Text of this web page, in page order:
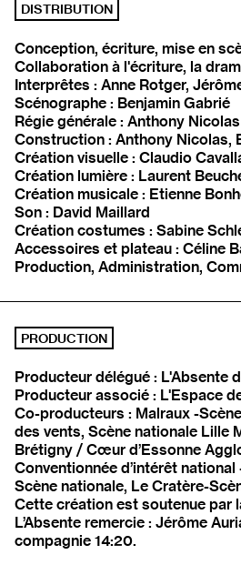
DISTRIBUTION
Conception, écriture, mise en
Collaboration à l'écriture, la
Interprêtes : Anne Rotger,
Scénographe : Benjamin Gabrié
Régie générale : Anthony Nicolas
Construction : Anthony Nicolas,
Création visuelle : Claudio
Création lumière : Laurent
Création musicale : Etienne
Son : David Maillard
Création costumes : Sabine
Accessoires et plateau : Céline
Production, Administration,
PRODUCTION
Producteur délégué : L'Absente
Producteur associé : L'Espace
Co-producteurs : Malraux -
des vents, Scène nationale Lille
Brétigny / Cœur d’Essonne
Conventionnée d’intérêt
Scène nationale, Le Cratère-
Cette création est soutenue par
L’Absente remercie : Jérôme
compagnie 14:20.